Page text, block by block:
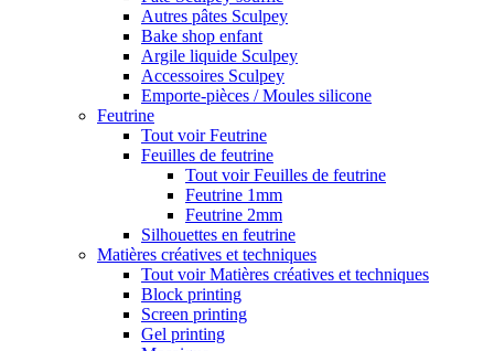
Autres pâtes Sculpey
Bake shop enfant
Argile liquide Sculpey
Accessoires Sculpey
Emporte-pièces / Moules silicone
Feutrine
Tout voir Feutrine
Feuilles de feutrine
Tout voir Feuilles de feutrine
Feutrine 1mm
Feutrine 2mm
Silhouettes en feutrine
Matières créatives et techniques
Tout voir Matières créatives et techniques
Block printing
Screen printing
Gel printing